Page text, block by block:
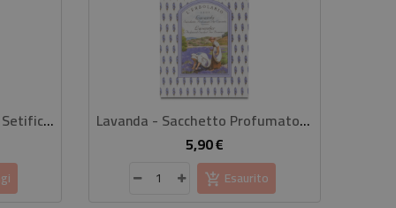
Gin Botanical Spray Corpo Setificante 100 Ml
Lavanda - Sacchetto Profumato Per Cassetti
5,90 €
Esaurito